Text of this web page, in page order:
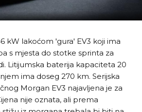
kW lakoćom 'gura' EV3 koji ima
s mjesta do stotke sprinta za
Litijumska baterija kapaciteta 20
ima doseg 270 km. Serijska
Morgan EV3 najavljena je za
nije oznata, ali prema